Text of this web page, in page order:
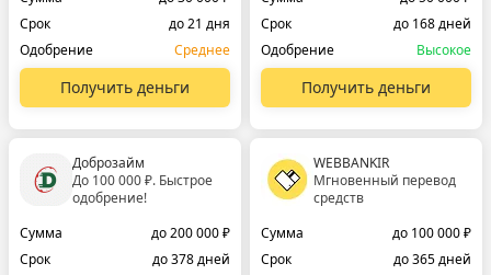
Срок
до 21 дня
Одобрение
Среднее
Получить деньги
Срок
до 168 дней
Одобрение
Высокое
Получить деньги
Доброзайм
До 100 000 ₽. Быстрое
одобрение!
Сумма
до 200 000 ₽
Срок
до 378 дней
WEBBANKIR
Мгновенный перевод
средств
Сумма
до 100 000 ₽
Срок
до 365 дней